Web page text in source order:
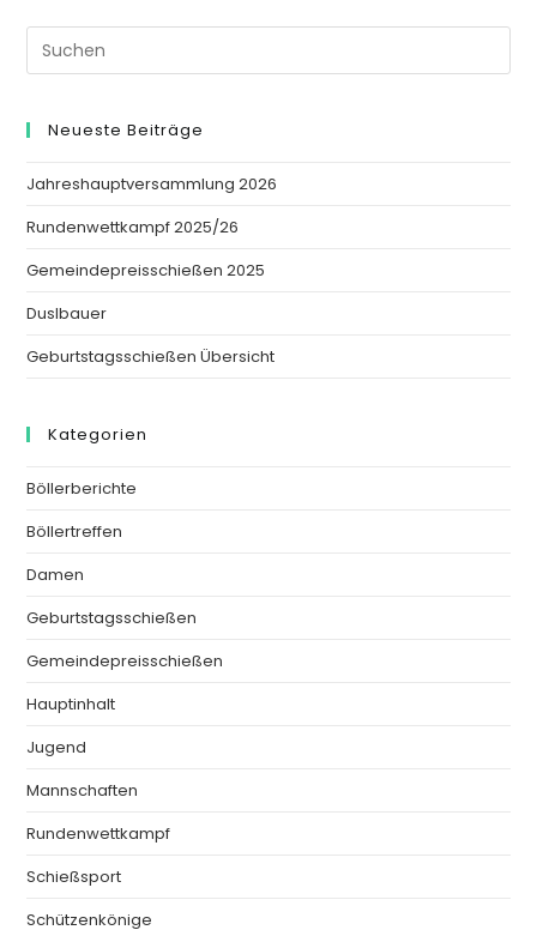
Neueste Beiträge
Jahreshauptversammlung 2026
Rundenwettkampf 2025/26
Gemeindepreisschießen 2025
Duslbauer
Geburtstagsschießen Übersicht
Kategorien
Böllerberichte
Böllertreffen
Damen
Geburtstagsschießen
Gemeindepreisschießen
Hauptinhalt
Jugend
Mannschaften
Rundenwettkampf
Schießsport
Schützenkönige